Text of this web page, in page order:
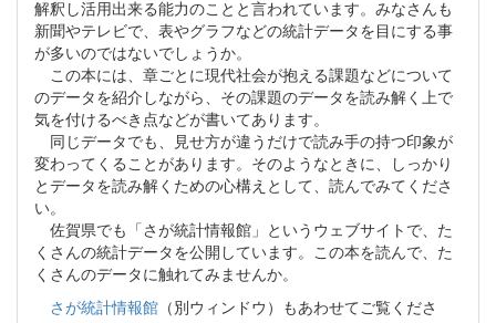
解釈し活用出来る能力のことと言われています。みなさんも
新聞やテレビで、表やグラフなどの統計データを目にする事
が多いのではないでしょうか。
この本には、章ごとに現代社会が抱える課題などについて
のデータを紹介しながら、その課題のデータを読み解く上で
気を付けるべき点などが書いてあります。
同じデータでも、見せ方が違うだけで読み手の持つ印象が
変わってくることがあります。そのようなときに、しっかり
とデータを読み解くための心構えとして、読んでみてくださ
い。
佐賀県でも「さが統計情報館」というウェブサイトで、た
くさんの統計データを公開しています。この本を読んで、た
くさんのデータに触れてみませんか。
さが統計情報館 （別ウィンドウ）もあわせてご覧くださ